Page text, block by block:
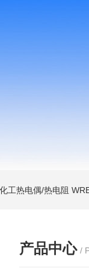
工热电偶/热电阻
产品中心 /